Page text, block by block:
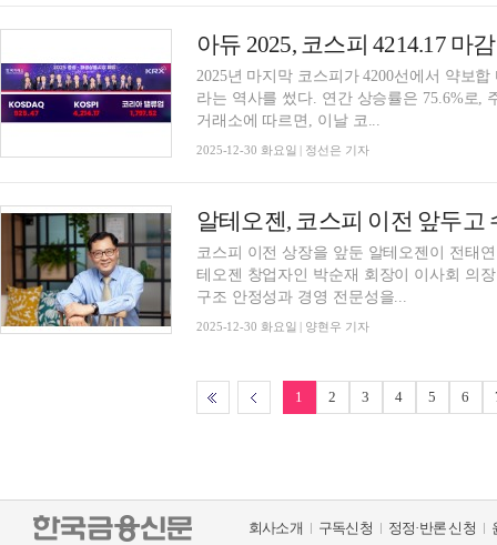
아듀 2025, 코스피 4214.17 마
2025년 마지막 코스피가 4200선에서 약보
라는 역사를 썼다. 연간 상승률은 75.6%로,
거래소에 따르면, 이날 코...
2025-12-30 화요일 | 정선은 기자
알테오젠, 코스피 이전 앞두
코스피 이전 상장을 앞둔 알테오젠이 전태
테오젠 창업자인 박순재 회장이 이사회 의
구조 안정성과 경영 전문성을...
2025-12-30 화요일 | 양현우 기자
1 2 3 4 5 6
회사소개 구독신청 정정·반론 신청